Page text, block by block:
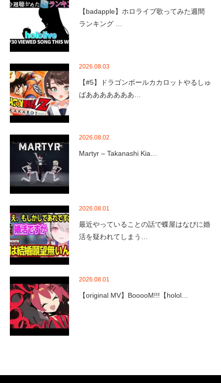
【badapple】ホロライブ歌ってみた週間
ランキング …
2026.08.03
【#5】ドラゴンボールカカロットやるしゅ
ばあああああああ…
2026.08.02
Martyr – Takanashi Kia…
2026.08.01
最近やっていることの話で蝶屋はなびに婚
活を疑われてしまう…
2026.08.01
【original MV】BooooM!!!【holol…